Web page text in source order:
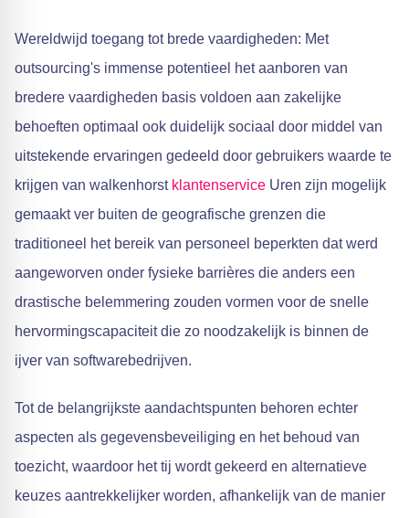
Wereldwijd toegang tot brede vaardigheden: Met
outsourcing's immense potentieel het aanboren van
bredere vaardigheden basis voldoen aan zakelijke
behoeften optimaal ook duidelijk sociaal door middel van
uitstekende ervaringen gedeeld door gebruikers waarde te
krijgen van walkenhorst klantenservice Uren zijn mogelijk
gemaakt ver buiten de geografische grenzen die
traditioneel het bereik van personeel beperkten dat werd
aangeworven onder fysieke barrières die anders een
drastische belemmering zouden vormen voor de snelle
hervormingscapaciteit die zo noodzakelijk is binnen de
ijver van softwarebedrijven.
Tot de belangrijkste aandachtspunten behoren echter
aspecten als gegevensbeveiliging en het behoud van
toezicht, waardoor het tij wordt gekeerd en alternatieve
keuzes aantrekkelijker worden, afhankelijk van de manier